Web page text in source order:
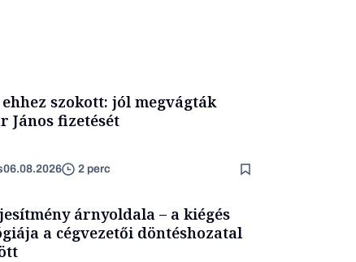
ehhez szokott: jól megvágták
János fizetését
06.08.2026 2 perc
árnyoldala – a kiégés
a cégvezetői döntéshozatal